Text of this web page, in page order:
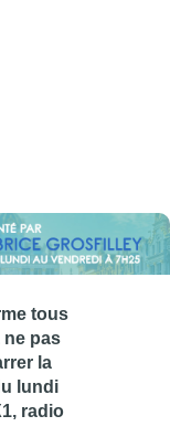
tous
ne pas
la
lundi
radio